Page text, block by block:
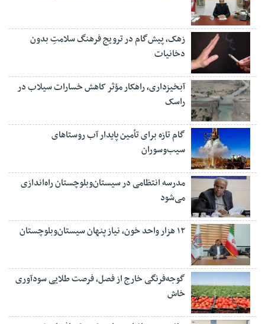
زهک، پیش‌گام در ترویج فرهنگ سلامتِ بدون
دخانیات
آبخیزداری، راهکار مؤثر کاهش خسارات سیلاب در
راسک
گام تازه برای تأمین پایدار آب روستاهای
سیب‌وسوران
مدرسه انتظامی در سیستان‌وبلوچستان راه‌اندازی
می‌شود
۱۲ هزار واحد خون، نیاز پنهان سیستان‌وبلوچستان
گوجه‌فرنگی خارج از فصل، فرصت طلایی سودآوری
خاش